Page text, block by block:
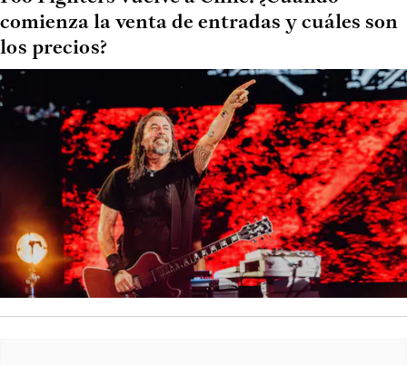
comienza la venta de entradas y cuáles son
los precios?